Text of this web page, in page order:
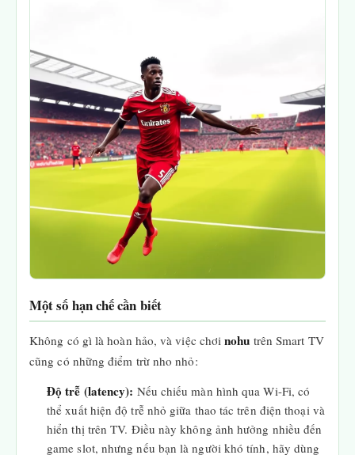
Một số hạn chế cần biết
Không có gì là hoàn hảo, và việc chơinohu trên Smart TV
cũng có những điểm trừ nho nhỏ:
Độ trễ (latency): Nếu chiếu màn hình qua Wi-Fi, có
thể xuất hiện độ trễ nhỏ giữa thao tác trên điện thoại và
hiển thị trên TV. Điều này không ảnh hưởng nhiều đến
game slot, nhưng nếu bạn là người khó tính, hãy dùng